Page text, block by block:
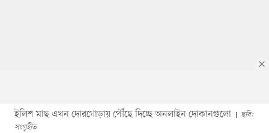
ইলিশ মাছ এখন দোরগোড়ায় পৌঁছে দিচ্ছে অনলাইন দোকানগুলো
ছবি:
সংগৃহীত